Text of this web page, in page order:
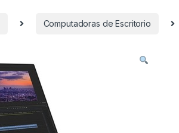
Computadoras de Escritorio